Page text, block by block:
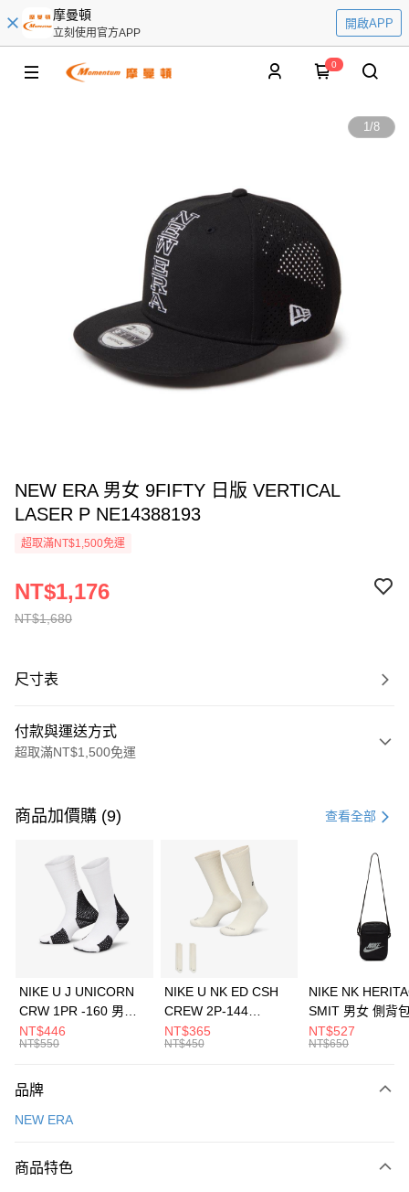
摩曼頓
立刻使用官方APP
開啟APP
0
1/8
NEW ERA 男女 9FIFTY 日版 VERTICAL
LASER P NE14388193
超取滿NT$1,500免運
NT$1,680
NT$1,176
尺寸表
付款與運送方式
超取滿NT$1,500免運
信用卡一次付款
3 期 0 利率 每期 21家銀行
合作金庫商業銀行
第一商業銀行
華南商業銀行
彰化商業銀行
上海商業儲蓄銀行
元大商業銀行
台灣樂天信用卡公司
Apple Pay
全盈+PAY
AFTEE先享後付
【關於「AFTEE先享後付」】
便利好安心！
３．安心：先確認商品／服務後，再付款。
運送方式
每筆NT$100，滿NT$1,500(含以上)免運費
商品加價購 (9) 查看全部
NIKE U J UNICORN
CRW 1PR -160 男女
中統襪 FZ3393100
NT$446
NT$550
NIKE U NK ED CSH
CREW 2P-144
EMBRDY 男女 短統襪
FZ3073133
NT$365
NT$450
NIKE NK
SMIT 男女 側背
BA5871010
NT$527
NT$650
品牌
NEW ERA
商品特色